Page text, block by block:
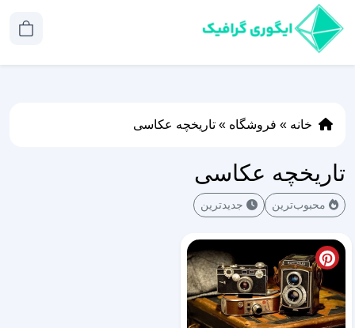
خانه » فروشگاه » تاریخچه عکاسی
تاریخچه عکاسی
محبوب‌ترین جدیدترین